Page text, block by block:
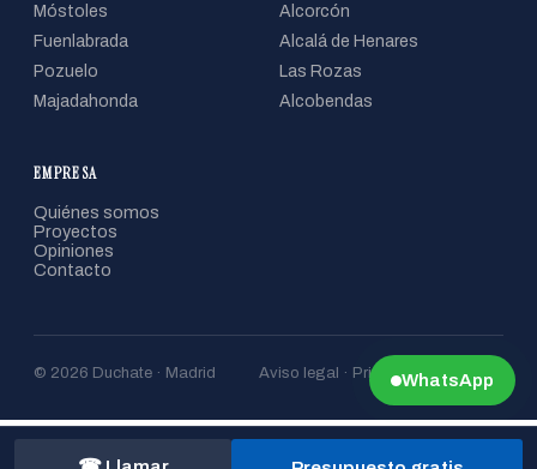
Móstoles
Alcorcón
Fuenlabrada
Alcalá de Henares
Pozuelo
Las Rozas
Majadahonda
Alcobendas
EMPRESA
Quiénes somos
Proyectos
Opiniones
Contacto
© 2026 Duchate · Madrid Aviso legal · Privacidad · Cookies
WhatsApp